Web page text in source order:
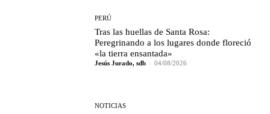
PERÚ
Tras las huellas de Santa Rosa:
Peregrinando a los lugares donde floreció
«la tierra ensantada»
Jesús Jurado, sdb - 04/08/2026
NOTICIAS